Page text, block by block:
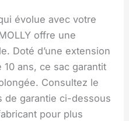
évolue avec votre
offre une
Doté d’une extension
ans, ce sac garantit
Consultez le
de garantie ci-dessous
pour plus